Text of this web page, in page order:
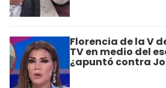
Florencia de la V
TV en medio del
¿apuntó contra